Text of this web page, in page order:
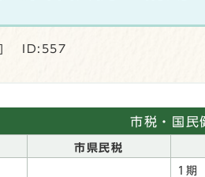
ID:557
市税・国民
市県民税
1期